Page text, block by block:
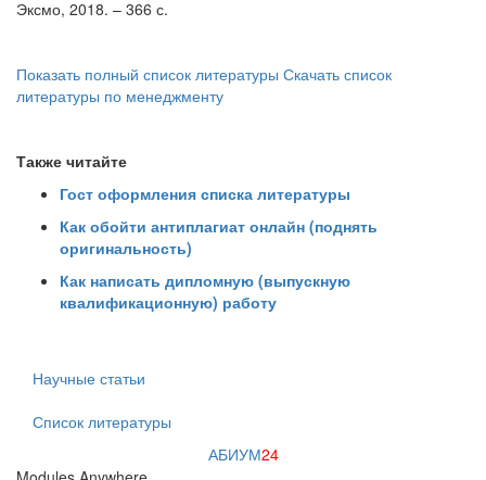
Эксмо, 2018. – 366 с.
Показать полный список литературы Скачать список
литературы по менеджменту
Также читайте
Гост оформления списка литературы
Как обойти антиплагиат онлайн (поднять
оригинальность)
Как написать дипломную (выпускную
квалификационную) работу
Научные статьи
Список литературы
АБИУМ24